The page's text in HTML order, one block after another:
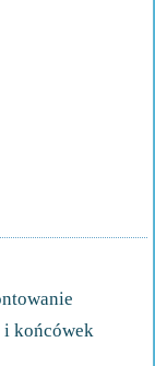
i końcówek